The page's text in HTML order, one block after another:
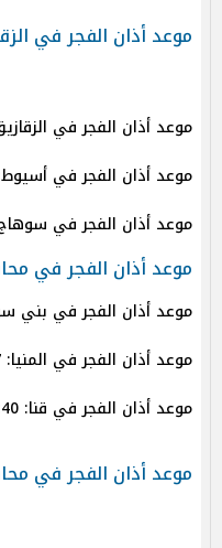
موعد أذان الفجر في
موعد أذان الفجر في الزقازيق:
موعد أذان الفجر في أسيوط:
موعد أذان الفجر في سوهاج:
موعد أذان الفجر في
موعد أذان الفجر في بني
موعد أذان الفجر في المنيا: 4:47ص
موعد أذان الفجر في قنا: 4:40ص
موعد أذان الفجر في